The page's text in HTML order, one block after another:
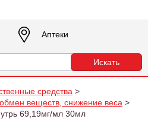
Аптеки
средства >
веществ, снижение веса >
69,19мг/мл 30мл